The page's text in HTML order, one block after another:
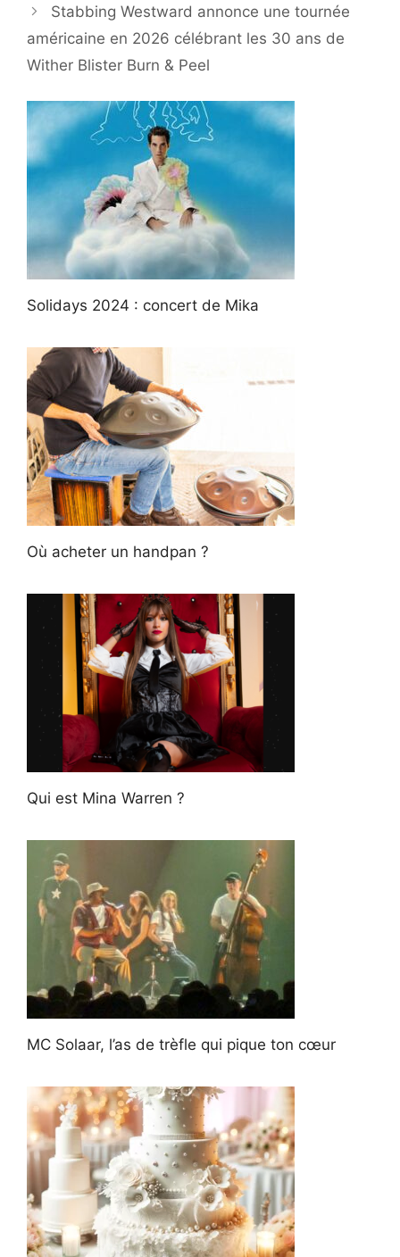
Stabbing Westward annonce une tournée
américaine en 2026 célébrant les 30 ans de
Wither Blister Burn & Peel
Solidays 2024 : concert de Mika
Où acheter un handpan ?
Qui est Mina Warren ?
MC Solaar, l’as de trèfle qui pique ton cœur